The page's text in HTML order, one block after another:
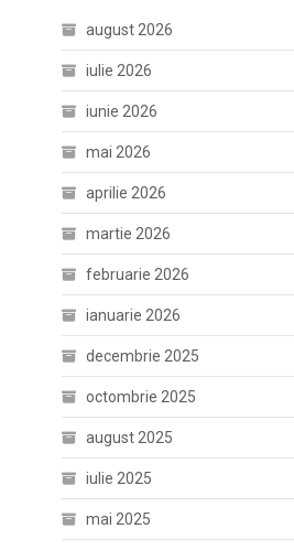
august 2026
iulie 2026
iunie 2026
mai 2026
aprilie 2026
martie 2026
februarie 2026
ianuarie 2026
decembrie 2025
octombrie 2025
august 2025
iulie 2025
mai 2025